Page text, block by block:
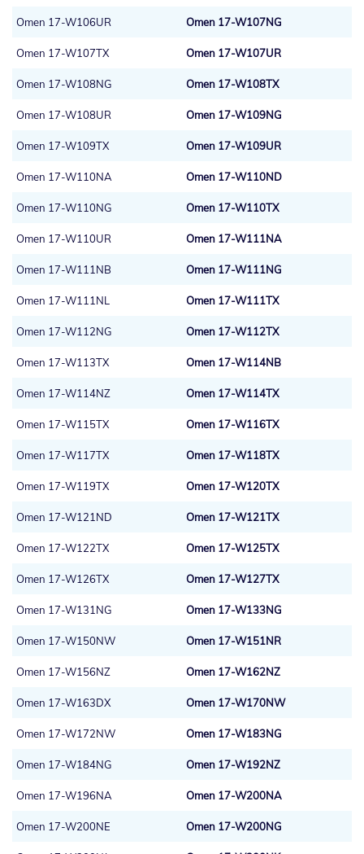
Omen 17-W106UR Omen 17-W107NG
Omen 17-W107TX Omen 17-W107UR
Omen 17-W108NG Omen 17-W108TX
Omen 17-W108UR Omen 17-W109NG
Omen 17-W109TX Omen 17-W109UR
Omen 17-W110NA Omen 17-W110ND
Omen 17-W110NG Omen 17-W110TX
Omen 17-W110UR Omen 17-W111NA
Omen 17-W111NB Omen 17-W111NG
Omen 17-W111NL Omen 17-W111TX
Omen 17-W112NG Omen 17-W112TX
Omen 17-W113TX Omen 17-W114NB
Omen 17-W114NZ Omen 17-W114TX
Omen 17-W115TX Omen 17-W116TX
Omen 17-W117TX Omen 17-W118TX
Omen 17-W119TX Omen 17-W120TX
Omen 17-W121ND Omen 17-W121TX
Omen 17-W122TX Omen 17-W125TX
Omen 17-W126TX Omen 17-W127TX
Omen 17-W131NG Omen 17-W133NG
Omen 17-W150NW Omen 17-W151NR
Omen 17-W156NZ Omen 17-W162NZ
Omen 17-W163DX Omen 17-W170NW
Omen 17-W172NW Omen 17-W183NG
Omen 17-W184NG Omen 17-W192NZ
Omen 17-W196NA Omen 17-W200NA
Omen 17-W200NE Omen 17-W200NG